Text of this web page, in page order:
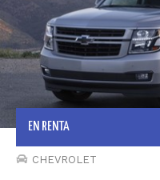
EN RENTA
CHEVROLET